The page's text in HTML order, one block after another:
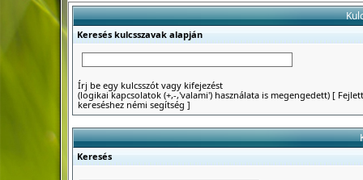
Keresés kulcsszavak alapján
Írj be egy kulcsszót vagy kifejezést
(logikai kapcsolatok (+,-,'valami') használata is megengedett)[
kereséshez némi segítség ]
Keresés